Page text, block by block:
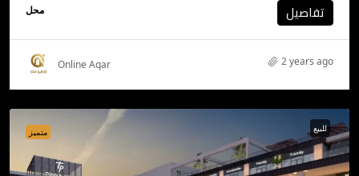
محل تفاصيل
Online Aqar 2 years ago
متميز للبيع